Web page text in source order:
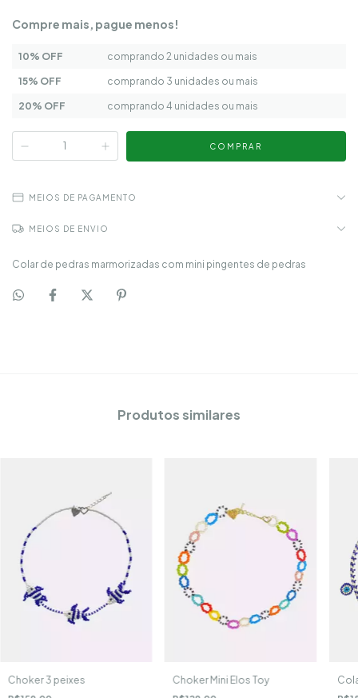
Compre mais, pague menos!
10% OFF comprando 2 unidades ou mais
15% OFF comprando 3 unidades ou mais
20% OFF comprando 4 unidades ou mais
MEIOS DE PAGAMENTO
MEIOS DE ENVIO
Colar de pedras marmorizadas com mini pingentes de pedras
Produtos similares
Choker 3 peixes Choker Mini Elos Toy